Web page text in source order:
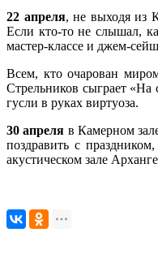
22 апреля, не выходя из
Если кто-то не слышал,
мастер-классе и джем-
Всем, кто очарован
Стрельников сыграет «На
гусли в руках виртуоза.
30 апреля в Камерном
поздравить с
акустическом зале